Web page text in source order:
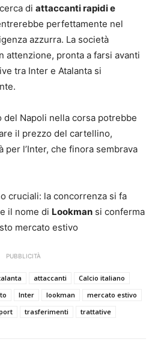
di attaccanti rapidi e
perfettamente nel
azzurra. La società
attenzione, pronta a farsi avanti
tra Inter e Atalanta si
del Napoli nella corsa potrebbe
il prezzo del cartellino,
l’Inter, che finora sembrava
cruciali: la concorrenza si fa
il nome di Lookman si conferma
mercato estivo
PUBBLICITÀ
attaccanti
Calcio italiano
Inter lookman
mercato estivo
trasferimenti trattative